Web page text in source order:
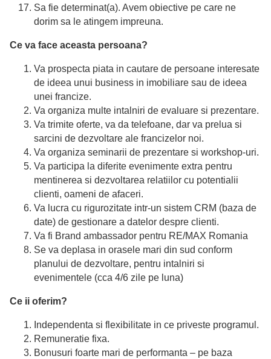
Sa fie determinat(a). Avem obiective pe care ne
dorim sa le atingem impreuna.
Ce va face aceasta persoana?
Va prospecta piata in cautare de persoane interesate
de ideea unui business in imobiliare sau de ideea
unei francize.
Va organiza multe intalniri de evaluare si prezentare.
Va trimite oferte, va da telefoane, dar va prelua si
sarcini de dezvoltare ale francizelor noi.
Va organiza seminarii de prezentare si workshop-uri.
Va participa la diferite evenimente extra pentru
mentinerea si dezvoltarea relatiilor cu potentialii
clienti, oameni de afaceri.
Va lucra cu rigurozitate intr-un sistem CRM (baza de
date) de gestionare a datelor despre clienti.
Va fi Brand ambassador pentru RE/MAX Romania
Se va deplasa in orasele mari din sud conform
planului de dezvoltare, pentru intalniri si
evenimentele (cca 4/6 zile pe luna)
Ce ii oferim?
Independenta si flexibilitate in ce priveste programul.
Remuneratie fixa.
Bonusuri foarte mari de performanta – pe baza